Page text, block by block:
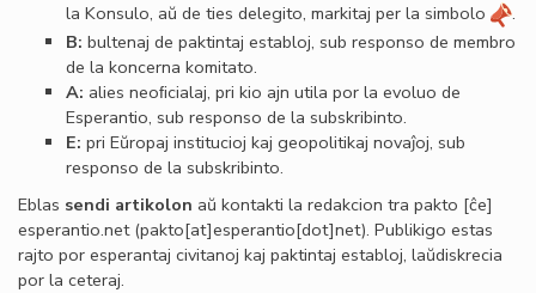
la Konsulo, aŭ de ties delegito, markitaj per la simbolo
.
B: bultenaj de paktintaj establoj, sub responso de membro
de la koncerna komitato.
A: alies neoﬁcialaj, pri kio ajn utila por la evoluo de
Esperantio, sub responso de la subskribinto.
E: pri Eŭropaj institucioj kaj geopolitikaj novaĵoj, sub
responso de la subskribinto.
Eblas sendi artikolon aŭ kontakti la redakcion tra pakto [ĉe]
esperantio.net(pakto[at]esperantio[dot]net). Publikigo estas
rajto por esperantaj civitanoj kaj paktintaj establoj, laŭdiskrecia
por la ceteraj.